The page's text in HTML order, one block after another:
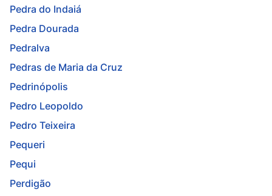
Pedra do Indaiá
Pedra Dourada
Pedralva
Pedras de Maria da Cruz
Pedrinópolis
Pedro Leopoldo
Pedro Teixeira
Pequeri
Pequi
Perdigão